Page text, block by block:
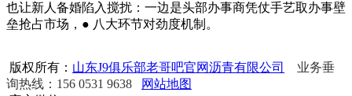
也让新人备婚陷入搅扰：一边是头部办事商凭仗手艺取办事壁
垒抢占市场，● 八大环节对劲度机制。
版权所有： 山东J9俱乐部老哥吧官网沥青有限公司
业务垂
询热线：156 0531 9638
网站地图